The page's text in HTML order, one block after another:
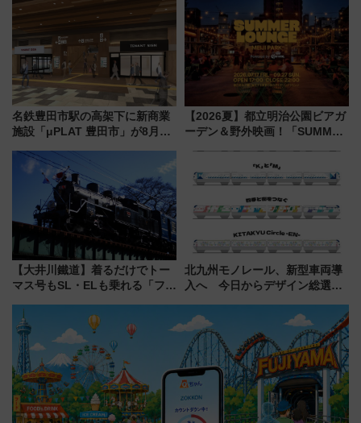
用してストレスフリー旅へ行こ
名鉄豊田市駅の高架下に新商業
施設「μPLAT 豊田市」が8月26
たな玄関口へ
【2026夏】都立明治公園ビアガ
ーデン＆野外映画！「SUMMER
ケジュール 夜風とビール、映画
を満喫！
【大井川鐵道】着るだけでトー
マス号もSL・ELも乗れる「フリ
受注販売
北九州モノレール、新型車両導
入へ 今日からデザイン総選挙